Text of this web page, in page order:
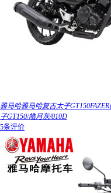
雅马哈雅马哈复古太子
子GT150/皓月灰/010D
5条评价